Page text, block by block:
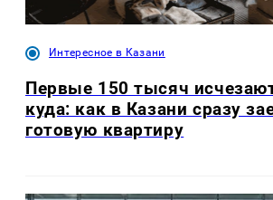
Интересное в Казани
Первые 150 тысяч
куда: как в Казани сразу
готовую квартиру